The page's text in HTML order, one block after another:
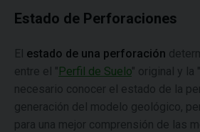
Estado de Perforaciones
El estado de una perforación
entre el "Perfil de Suelo" original y la "
necesario conocer el estado de la
generación del modelo geológico,
para una mejor comprensión de las